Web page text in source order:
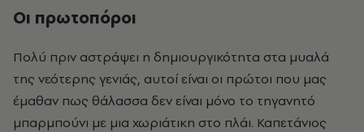
Οι πρωτοπόροι
Πολύ πριν αστράψει η δημιουργικότητα στα μυαλά
της νεότερης γενιάς, αυτοί είναι οι πρώτοι που μας
έμαθαν πως θάλασσα δεν είναι μόνο το τηγανητό
μπαρμπούνι με μια χωριάτικη στο πλάι. Καπετάνιος